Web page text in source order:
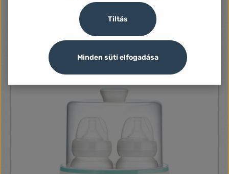
TrueLife Invio BW Single cumisüveg melegítő (TLIBWS)
Elektromos cumisüveg melegítő nagy sebességű és
egyenletes melegítés funkcióval, több preferált hőmérséklet
szinttel, hőmérsékletet szinten tartó Keep Warm funkcióval,
csendes üzemmel, egyszerű kezeléssel és karbantartással,
autós adapterrel, hordozó kosárral, BPA vegyületeket nem
10 520 Ft
Tiltás
Minden süti elfogadása